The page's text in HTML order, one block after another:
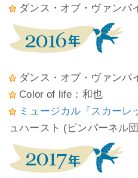
ダンス・オブ・ヴァンパ
ダンス・オブ・ヴァンパ
Color of life：和也
ミュージカル『スカーレ
ュハースト (ピンパーネル